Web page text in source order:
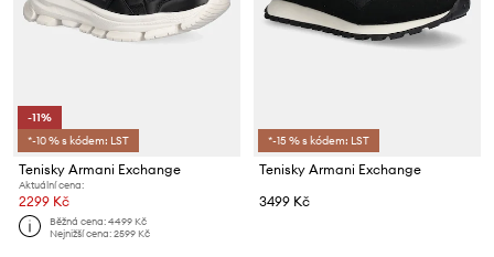
-11%
*-10 % s kódem: LST
Tenisky Armani Exchange
Aktuální cena:
2299 Kč
Běžná cena:4499 Kč
Nejnižší cena:2599 Kč
*-15 % s kódem: LST
Tenisky Armani Exchange
3499 Kč